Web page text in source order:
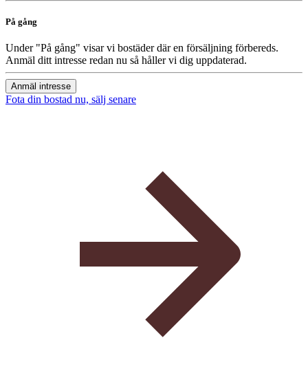
På gång
Under "På gång" visar vi bostäder där en försäljning förbereds.
Anmäl ditt intresse redan nu så håller vi dig uppdaterad.
Anmäl intresse
Fota din bostad nu, sälj senare